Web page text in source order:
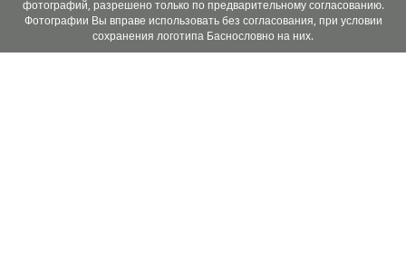
фотографий, разрешено только по предварительному согласованию.
Фотографии Вы вправе использовать без согласования, при условии
сохранения логотипа Баснословно на них.